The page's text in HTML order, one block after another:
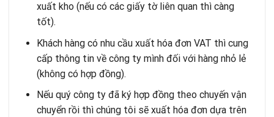
xuất kho (nếu có các giấy tờ liên quan thì càng
tốt).
Khách hàng có nhu cầu xuất hóa đơn VAT thì cung
cấp thông tin về công ty mình đối với hàng nhỏ lẻ
(không có hợp đồng).
Nếu quý công ty đã ký hợp đồng theo chuyến vận
chuyển rồi thì chúng tôi sẽ xuất hóa đơn dựa trên